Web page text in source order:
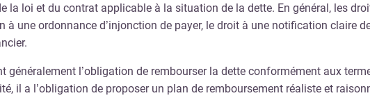
la loi et du contrat applicable à la situation de la dette. En général, les
à une ordonnance d’injonction de payer, le droit à une notification claire
généralement l’obligation de rembourser la dette conformément aux
il a l’obligation de proposer un plan de remboursement réaliste et